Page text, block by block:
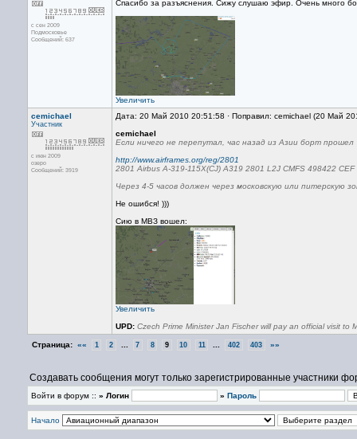
с сен 2009
Подмосковье
Сообщений: 637
Спасибо за разъяснения. Сижу слушаю эфир. Очень много
Увеличить
cemichael
Участник
с июн 2009
озеро
Сообщений: 3919
Дата: 20 Май 2010 20:51:58 · Поправил: cemichael (20 Май
cemichael
Если ничего не перепутал, час назад из Азии борт
http://www.airframes.org/reg/2801
2801 Airbus A-319-115X(CJ) A319 2801 L2J CMFS 498422 CEF
Через 4-5 часов должен через московскую или питерскую
Не ошибся! )))
Сию в МВЗ вошел:
Увеличить
UPD: Czech Prime Minister Jan Fischer will pay an official visit to
Страница: «« 1 2 7 8 9 10 11 402 403 »»
Создавать сообщения могут только зарегистрированные участники
Войти в форум :: » Логин » Пароль
Начало